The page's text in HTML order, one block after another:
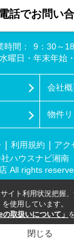
話でお問い
時間：
9：30～
水曜日・年末年始
会社
物件リ
利用規約 アク
ハウスナビ湘
店 All rights
イト利用状況把握
使用しています。
の取扱いについて」
閉じる